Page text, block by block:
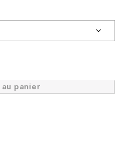
panier